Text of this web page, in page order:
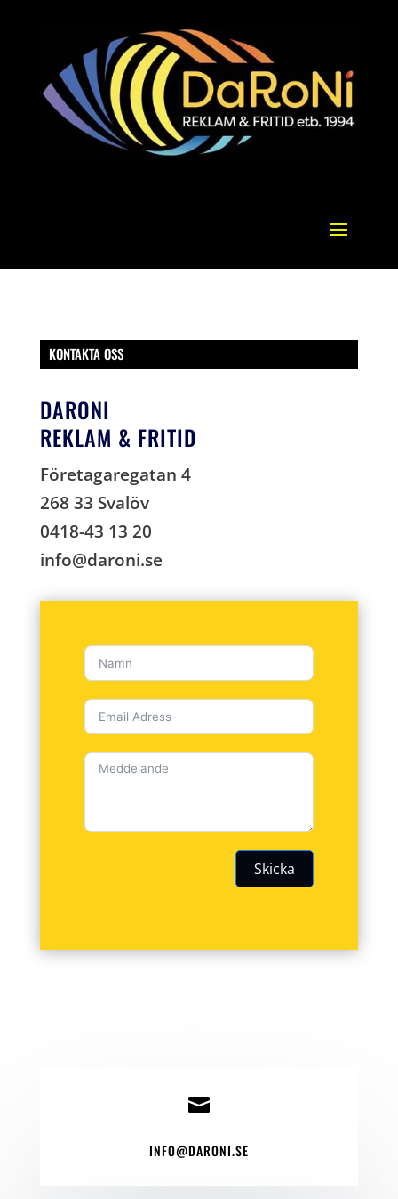
KONTAKTA OSS
DARONI
REKLAM & FRITID
Företagaregatan 4
268 33 Svalöv
0418-43 13 20
info@daroni.se
Skicka

INFO@DARONI.SE